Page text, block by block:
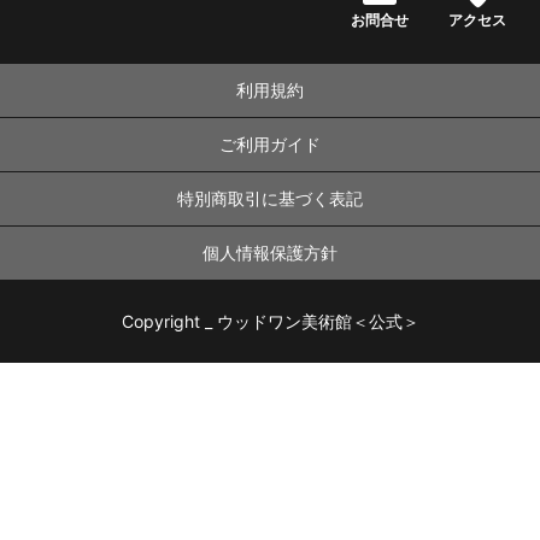
お問合せ アクセス
利用規約
ご利用ガイド
特別商取引に基づく表記
個人情報保護方針
Copyright _ ウッドワン美術館＜公式＞